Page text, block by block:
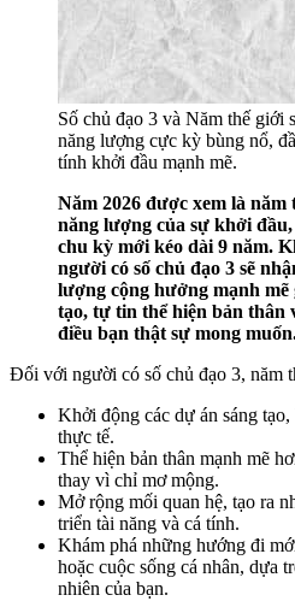
Số chủ đạo 3 và Năm thế giới
năng lượng cực kỳ bùng nổ,
tính khởi đầu mạnh mẽ.
Năm 2026 được xem là năm
năng lượng của sự khởi
chu kỳ mới kéo dài 9 năm.
người có số chủ đạo 3 sẽ
lượng cộng hưởng mạnh mẽ
tạo, tự tin thể hiện bản thân
điều bạn thật sự mong
Đối với người có số chủ đạo 3, năm
Khởi động các dự án sáng
thực tế.
Thể hiện bản thân mạnh mẽ
thay vì chỉ mơ mộng.
Mở rộng mối quan hệ, tạo ra
triển tài năng và cá tính.
Khám phá những hướng đi
hoặc cuộc sống cá nhân, dựa
nhiên của bạn.